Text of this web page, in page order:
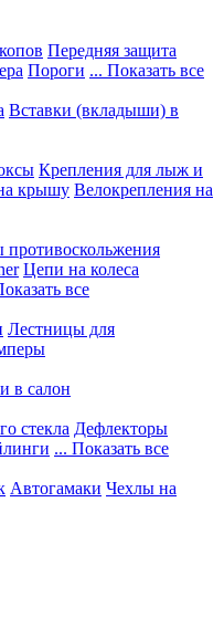
Передняя защита
Пороги ... Показать все
Вставки (вкладыши) в
Крепления для лыж и
крышу Велокрепления на
противоскольжения
Цепи на колеса
все
Лестницы для
в салон
стекла Дефлекторы
... Показать все
Автогамаки Чехлы на